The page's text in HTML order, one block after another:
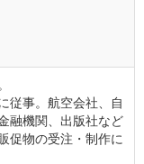
従事。航空会社、自
融機関、出版社など
促物の受注・制作に